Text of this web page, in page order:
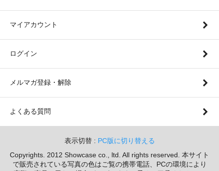
マイアカウント
ログイン
メルマガ登録・解除
よくある質問
表示切替 : PC版に切り替える
Copyrights. 2012 Showcase co., ltd. All rights reserved. 本サイト
で販売されている写真の色はご覧の携帯電話、PCの環境により